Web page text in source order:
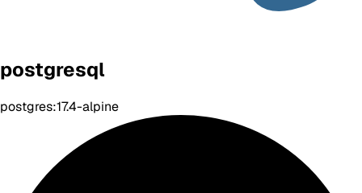
postgresql
postgres:17.4-alpine